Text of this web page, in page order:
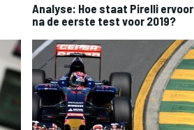
Analyse: Hoe staat Pirelli ervoor
na de eerste test voor 2019?